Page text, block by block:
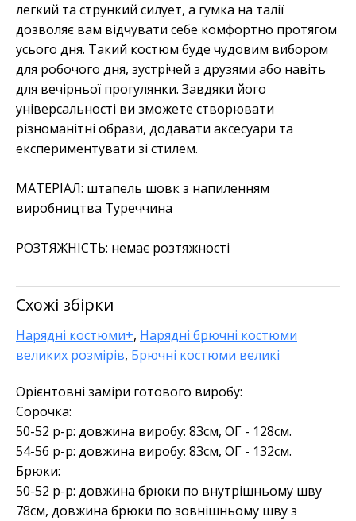
легкий та стрункий силует, а гумка на талії
дозволяє вам відчувати себе комфортно протягом
усього дня. Такий костюм буде чудовим вибором
для робочого дня, зустрічей з друзями або навіть
для вечірньої прогулянки. Завдяки його
універсальності ви зможете створювати
різноманітні образи, додавати аксесуари та
експериментувати зі стилем.
МАТЕРІАЛ: штапель шовк з напиленням
виробництва Туреччина
РОЗТЯЖНІСТЬ: немає розтяжності
Схожі збірки
Нарядні костюми+, Нарядні брючні костюми
великих розмірів, Брючні костюми великі
Орієнтовні заміри готового виробу:
Сорочка:
50-52 р-р: довжина виробу: 83см, ОГ - 128см.
54-56 р-р: довжина виробу: 83см, ОГ - 132см.
Брюки:
50-52 р-р: довжина брюки по внутрішньому шву
78см, довжина брюки по зовнішньому шву з